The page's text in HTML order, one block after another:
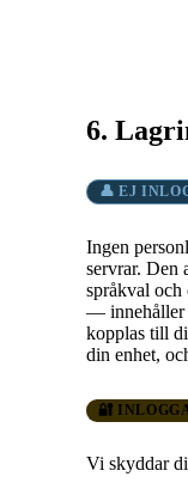
6.
👤 EJ
Ingen
servrar. Den
språkval och
— innehåller
kopplas till
din enhet,
🔐
Vi skyddar